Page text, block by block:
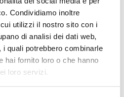
Condividiamo inoltre
utilizzi il nostro sito con i
di analisi dei dati web,
quali potrebbero combinarle
hai fornito loro o che hanno
loro servizi.
(mm) Porosità (µm)
0,45
Griglia